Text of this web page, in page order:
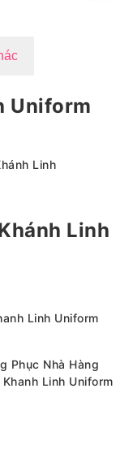
Uniform
Linh
Linh
Linh Uniform
Phục Nhà Hàng
Linh Uniform